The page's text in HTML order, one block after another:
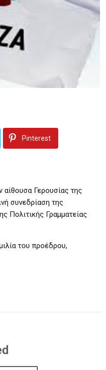
Pinterest
αίθουσα Γερουσίας της
συνεδρίαση της
Πολιτικής Γραμματείας
του προέδρου,